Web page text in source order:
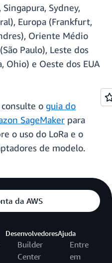
Sydney,
Europa (Frankfurt,
Oriente Médio
Paulo), Leste dos
Ohio) e Oeste dos EUA
consulte o guia do
SageMaker para
o uso do LoRa e o
de modelo.
da AWS
Desenvolvedores
Builder
Center
Ajuda
Entre
em